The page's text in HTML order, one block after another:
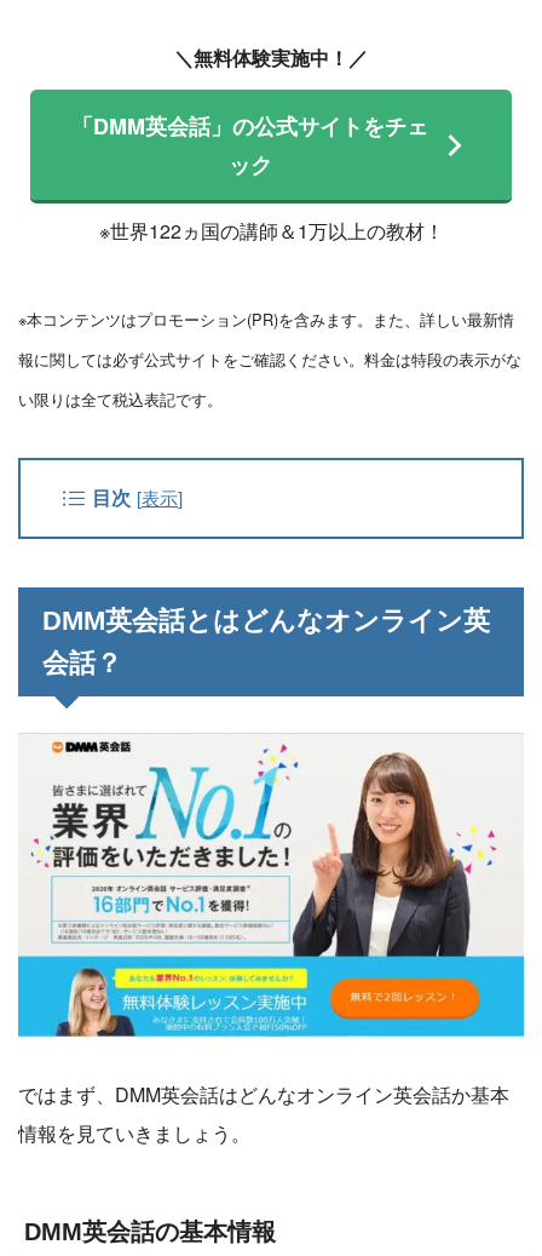
＼無料体験実施中！／
「DMM英会話」の公式サイトをチェ
ック
※世界122ヵ国の講師＆1万以上の教材！
※本コンテンツはプロモーション(PR)を含みます。また、詳しい最新情
報に関しては必ず公式サイトをご確認ください。料金は特段の表示がな
い限りは全て税込表記です。
目次 [表示]
DMM英会話とはどんなオンライン英
会話？
ではまず、DMM英会話はどんなオンライン英会話か基本
情報を見ていきましょう。
DMM英会話の基本情報